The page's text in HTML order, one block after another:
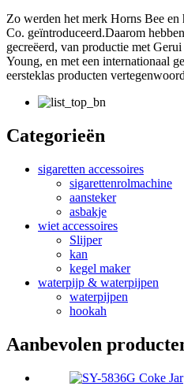
Zo werden het merk Horns Bee
Co. geïntroduceerd.Daarom
gecreëerd, van productie met
Young, en met een internationaal
eersteklas producten
Categorieën
sigaretten accessoires
sigarettenrolmachine
aansteker
asbakje
wiet accessoires
Slijper
kan
kegel maker
waterpijp & waterpijpen
waterpijpen
hookah
Aanbevolen